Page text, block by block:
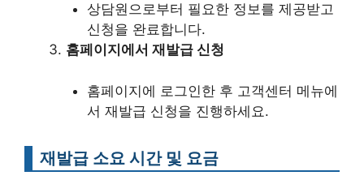
상담원으로부터 필요한 정보를 제공받고
신청을 완료합니다.
홈페이지에서 재발급 신청
홈페이지에 로그인한 후 고객센터 메뉴에
서 재발급 신청을 진행하세요.
재발급 소요 시간 및 요금